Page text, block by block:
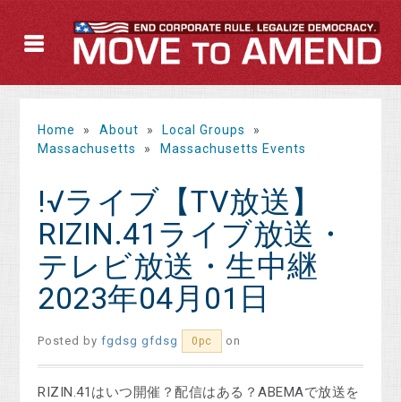
Home » About » Local Groups
»
Massachusetts
» Massachusetts Events
!√ライブ【TV放送】
RIZIN.41ライブ放送・
テレビ放送・生中継
2023年04月01日
Posted byfgdsg gfdsg 0pc on
RIZIN.41はいつ開催？配信はある？ABEMAで放送を